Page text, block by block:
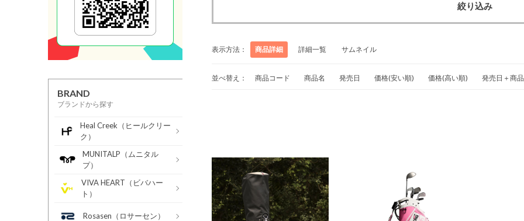
BRAND
ブランドから探す
Heal Creek（ヒールクリー
ク）
MUNITALP（ムニタル
プ）
VIVA HEART（ビバハー
ト）
Rosasen（ロサーセン）
絞り込み
表示方法： 商品詳細 詳細一覧 サムネイル
並べ替え： 商品コード 商品名 発売日 価格(安い順) 価格(高い順) 発売日＋商